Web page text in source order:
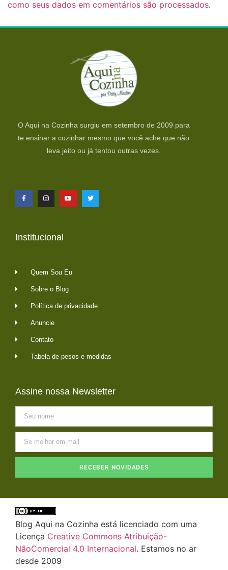
como seus dados em comentários são processados.
O Aqui na Cozinha surgiu em setembro de 2009 para
te ensinar a cozinhar mesmo que você ache que não
leva jeito ou já tentou outras vezes.
Institucional
Quem Sou Eu
Sobre o Blog
Política de privacidade
Anuncie
Contato
Tabela de pesos e medidas
Assine nossa Newsletter
RECEBER NOVIDADES
Blog Aqui na Cozinha está licenciado com uma
Licença Creative Commons Atribuição-
NãoComercial 4.0 Internacional. Estamos no ar
desde 2009